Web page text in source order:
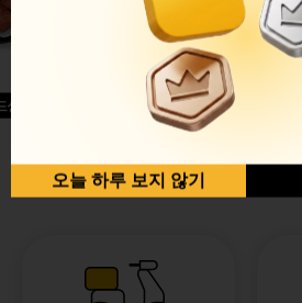
글윙
반반순살[레드+허니]
오늘 하루 보지 않기